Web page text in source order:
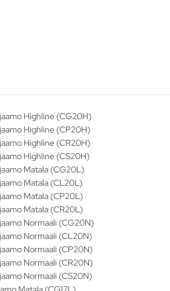
Highline (CG20H)
Highline (CP20H)
Highline (CR20H)
Highline (CS20H)
Matala (CG20L)
Matala (CL20L)
Matala (CP20L)
Matala (CR20L)
Normaali (CG20N)
Normaali (CL20N)
Normaali (CP20N)
Normaali (CR20N)
Normaali (CS20N)